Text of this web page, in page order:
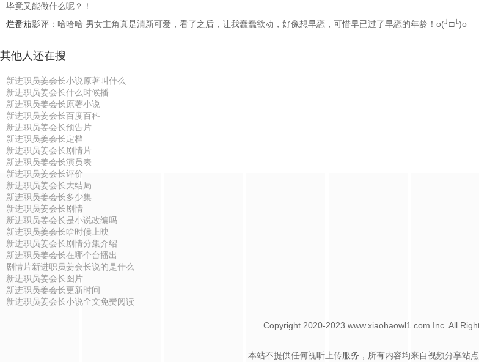
毕竟又能做什么呢？！
烂番茄影评：哈哈哈 男女主角真是清新可爱，看了之后，让我蠢蠢欲动，好像想早恋，可惜早已过了早恋的年龄！o(╯□╰)o
其他人还在搜
新进职员姜会长小说原著叫什么
新进职员姜会长什么时候播
新进职员姜会长原著小说
新进职员姜会长百度百科
新进职员姜会长预告片
新进职员姜会长定档
新进职员姜会长剧情片
新进职员姜会长演员表
新进职员姜会长评价
新进职员姜会长大结局
新进职员姜会长多少集
新进职员姜会长剧情
新进职员姜会长是小说改编吗
新进职员姜会长啥时候上映
新进职员姜会长剧情分集介绍
新进职员姜会长在哪个台播出
剧情片新进职员姜会长说的是什么
新进职员姜会长图片
新进职员姜会长更新时间
新进职员姜会长小说全文免费阅读
Copyright 2020-2023 www.xiaohaowl1.com Inc. All
本站不提供任何视听上传服务，所有内容均来自视频分享站